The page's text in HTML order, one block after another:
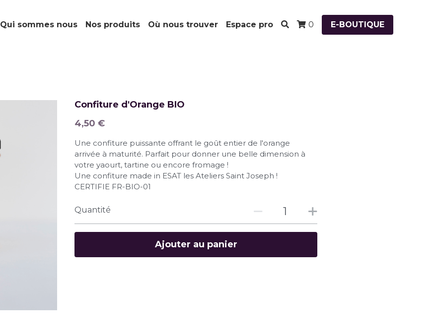
Qui sommes nous Nos produits Où nous trouver Espace pro 0 E-BOUTIQUE
Confiture d'Orange BIO
4,50 €
Une confiture puissante offrant le goût entier de l'orange
arrivée à maturité. Parfait pour donner une belle dimension à
votre yaourt, tartine ou encore fromage !
Une confiture made in ESAT les Ateliers Saint Joseph !
CERTIFIE FR-BIO-01
Quantité
Ajouter au panier